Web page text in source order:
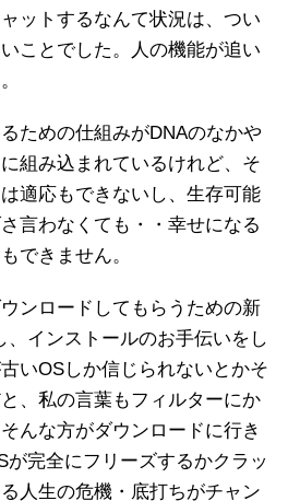
ットするなんて状況は、つい
ことでした。人の機能が追い
ための仕組みがDNAのなかや
組み込まれているけれど、そ
適応もできないし、生存可能
言わなくても・・幸せになる
できません。
ンロードしてもらうための新
、インストールのお手伝いをし
いOSしか信じられないとかそ
、私の言葉もフィルターにか
んな方がダウンロードに行き
完全にフリーズするかクラッ
人生の危機・底打ちがチャン